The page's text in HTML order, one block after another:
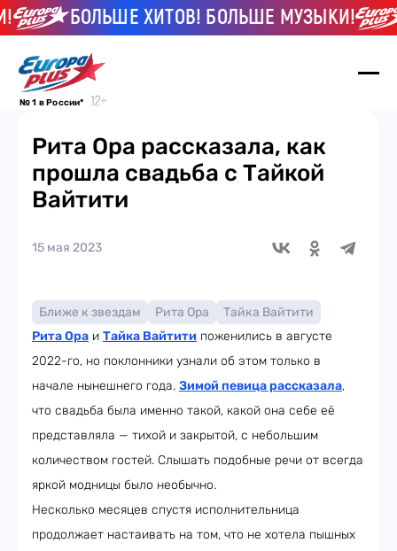
БОЛЬШЕ ХИТОВ! БОЛЬШЕ МУЗЫКИ!
№ 1 в России*
Рита Ора рассказала, как
прошла свадьба с Тайкой
Вайтити
15 мая 2023
Ближе к звездам Рита Ора
Тайка Вайтити
Рита Ора и Тайка Вайтити поженились в августе
2022-го, но поклонники узнали об этом только в
начале нынешнего года. Зимой певица рассказала,
что свадьба была именно такой, какой она себе её
представляла — тихой и закрытой, с небольшим
количеством гостей. Слышать подобные речи от всегда
яркой модницы было необычно.
Несколько месяцев спустя исполнительница
продолжает настаивать на том, что не хотела пышных